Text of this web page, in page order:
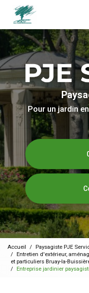
contenu
principal
Pour un jardin
Accueil
Paysagiste PJE
Entretien d'extérieur,
et particuliers Bruay-la-
Entreprise jardinier